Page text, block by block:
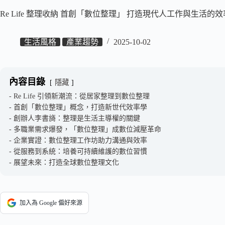
Re Life 整理收納 首創「數位整理」 打造現代人工作與生活的效
生活風格 產業趨勢 2025-10-02
內容目錄 隱藏
Re Life 引領新潮流：從居家整理到數位整理
首創「數位整理」概念，打造新世代效率學
創辦人李書旖：整理是生活主導權的關鍵
多職業需求爆發，「數位整理」成數位減壓革命
企業實證：數位整理工作坊助力溝通與效率
從服務到系統：培養可持續維護的數位習慣
展望未來：打造全球數位整理文化
加入為 Google 偏好來源